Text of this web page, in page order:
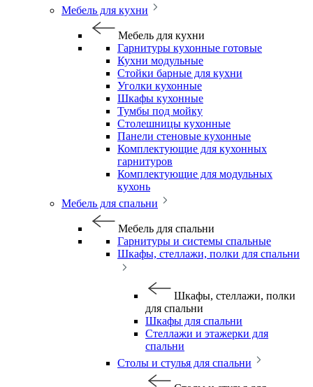
Мебель для кухни
Мебель для кухни
Гарнитуры кухонные готовые
Кухни модульные
Стойки барные для кухни
Уголки кухонные
Шкафы кухонные
Тумбы под мойку
Столешницы кухонные
Панели стеновые кухонные
Комплектующие для кухонных
гарнитуров
Комплектующие для модульных
кухонь
Мебель для спальни
Мебель для спальни
Гарнитуры и системы спальные
Шкафы, стеллажи, полки для спальни
Шкафы, стеллажи, полки
для спальни
Шкафы для спальни
Стеллажи и этажерки для
спальни
Столы и стулья для спальни